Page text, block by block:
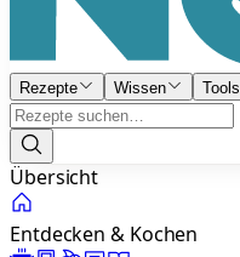
Rezepte Wissen Tools
Übersicht
Entdecken & Kochen